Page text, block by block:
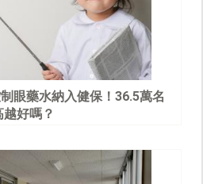
眼藥水納入健保！36.5萬名
好嗎？